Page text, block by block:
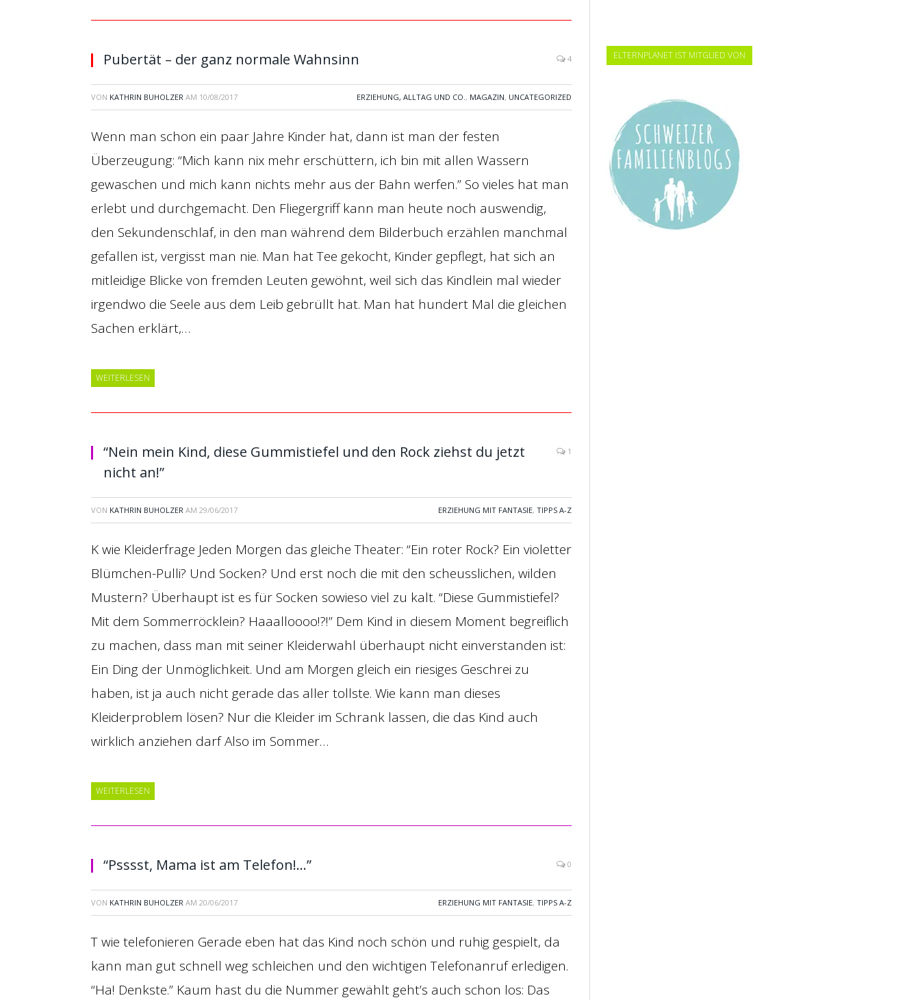
Pubertät – der ganz normale Wahnsinn 4
VON KATHRIN BUHOLZER AM 10/08/2017 ERZIEHUNG, ALLTAG UND CO. , MAGAZIN, UNCATEGORIZED
Wenn man schon ein paar Jahre Kinder hat, dann ist man der festen
Überzeugung: “Mich kann nix mehr erschüttern, ich bin mit allen Wassern
gewaschen und mich kann nichts mehr aus der Bahn werfen.” So vieles hat man
erlebt und durchgemacht. Den Fliegergriff kann man heute noch auswendig,
den Sekundenschlaf, in den man während dem Bilderbuch erzählen manchmal
gefallen ist, vergisst man nie. Man hat Tee gekocht, Kinder gepflegt, hat sich an
mitleidige Blicke von fremden Leuten gewöhnt, weil sich das Kindlein mal wieder
irgendwo die Seele aus dem Leib gebrüllt hat. Man hat hundert Mal die gleichen
Sachen erklärt,…
WEITERLESEN
“Nein mein Kind, diese Gummistiefel und den Rock ziehst du jetzt
nicht an!”
1
VON KATHRIN BUHOLZER AM 29/06/2017 ERZIEHUNG MIT FANTASIE, TIPPS A-Z
K wie Kleiderfrage Jeden Morgen das gleiche Theater: “Ein roter Rock? Ein violetter
Blümchen-Pulli? Und Socken? Und erst noch die mit den scheusslichen, wilden
Mustern? Überhaupt ist es für Socken sowieso viel zu kalt. “Diese Gummistiefel?
Mit dem Sommerröcklein? Haaalloooo!?!” Dem Kind in diesem Moment begreiflich
zu machen, dass man mit seiner Kleiderwahl überhaupt nicht einverstanden ist:
Ein Ding der Unmöglichkeit. Und am Morgen gleich ein riesiges Geschrei zu
haben, ist ja auch nicht gerade das aller tollste. Wie kann man dieses
Kleiderproblem lösen? Nur die Kleider im Schrank lassen, die das Kind auch
wirklich anziehen darf Also im Sommer…
WEITERLESEN
“Psssst, Mama ist am Telefon!…” 0
VON KATHRIN BUHOLZER AM 20/06/2017 ERZIEHUNG MIT FANTASIE, TIPPS A-Z
T wie telefonieren Gerade eben hat das Kind noch schön und ruhig gespielt, da
kann man gut schnell weg schleichen und den wichtigen Telefonanruf erledigen.
“Ha! Denkste.” Kaum hast du die Nummer gewählt geht’s auch schon los: Das
ELTERNPLANET IST MITGLIED VON